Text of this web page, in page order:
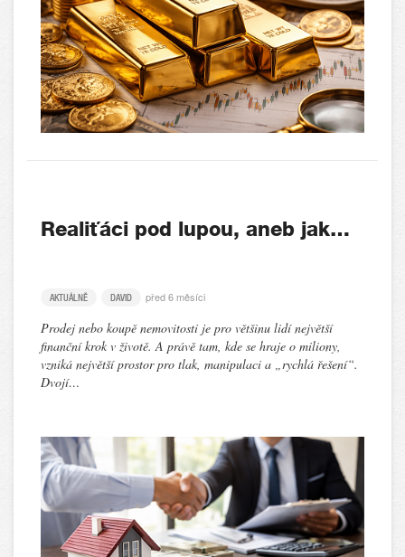
Realiťáci pod lupou, aneb jak…
AKTUÁLNĚ DAVID před 6 měsíci
Prodej nebo koupě nemovitosti je pro většinu lidí největší
finanční krok v životě. A právě tam, kde se hraje o miliony,
vzniká největší prostor pro tlak, manipulaci a „rychlá řešení“.
Dvojí…